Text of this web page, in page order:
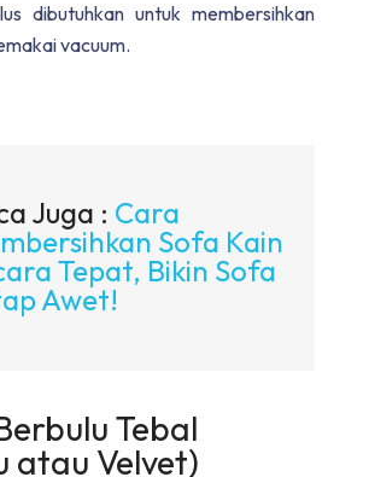
dibutuhkan untuk membersihkan
vacuum.
Juga : Cara
Sofa Kain
Tepat, Bikin Sofa
Awet!
Tebal
atau Velvet)